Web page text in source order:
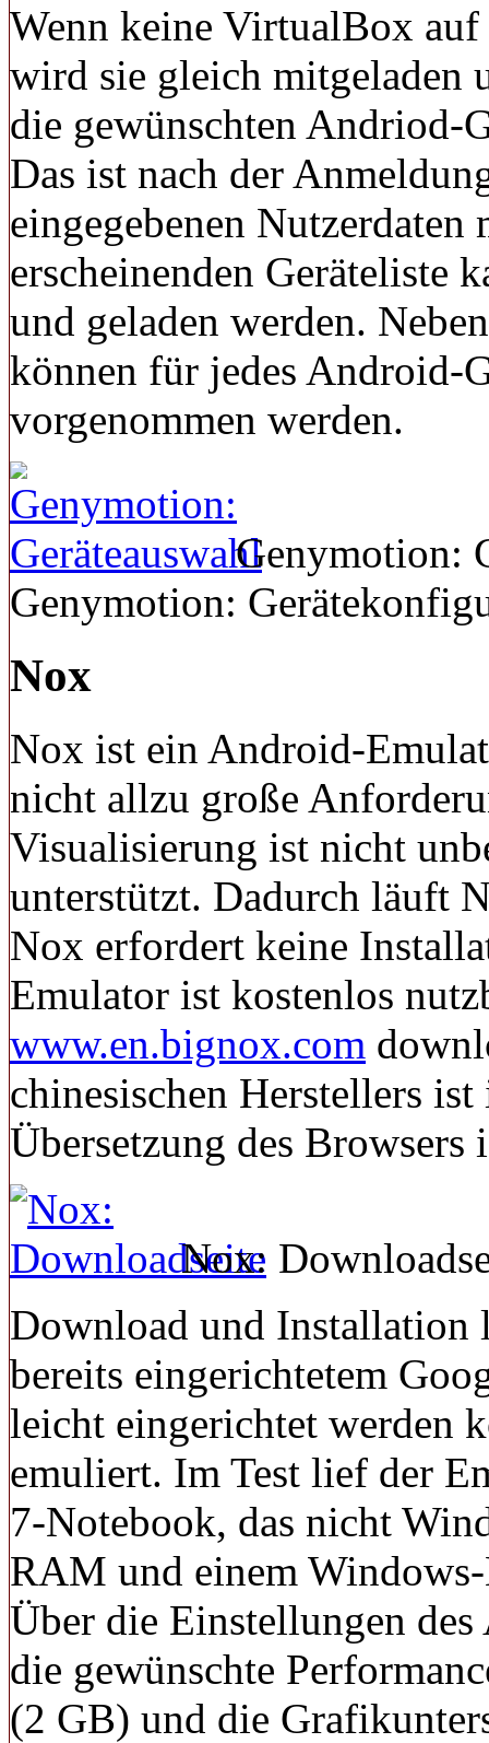
Wenn keine VirtualBox
wird sie gleich mitgeladen
die gewünschten Andriod-
Das ist nach der
eingegebenen
erscheinenden Geräteliste
und geladen werden.
können für jedes Android-
vorgenommen werden.
Genymotion:
Genymotion:
Nox
Nox ist ein Android-
nicht allzu große
Visualisierung ist nicht
unterstützt. Dadurch läuft
Nox erfordert keine
Emulator ist kostenlos
www.en.bignox.com
chinesischen Herstellers
Übersetzung des
Nox:
Download und Installation
bereits eingerichtetem
leicht eingerichtet werden
emuliert. Im Test lief der
7-Notebook, das nicht
RAM und einem
Über die Einstellungen
die gewünschte
(2 GB) und die